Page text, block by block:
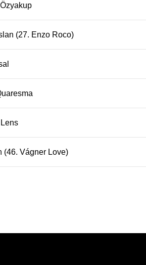
(27. Enzo Roco)
(46. Vágner Love)